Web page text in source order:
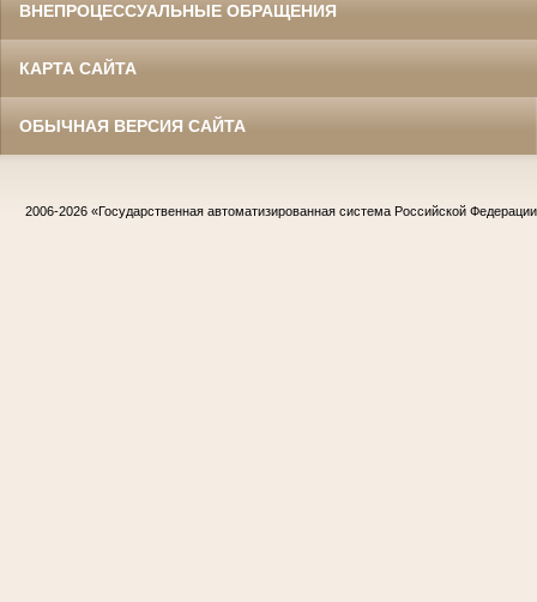
ВНЕПРОЦЕССУАЛЬНЫЕ ОБРАЩЕНИЯ
КАРТА САЙТА
ОБЫЧНАЯ ВЕРСИЯ САЙТА
2006-2026 «Государственная автоматизированная система Российской